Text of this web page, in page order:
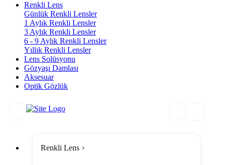
Renkli Lens
Günlük Renkli Lensler
1 Aylık Renkli Lensler
3 Aylık Renkli Lensler
6 - 9 Aylık Renkli Lensler
Yıllık Renkli Lensler
Lens Solüsyonu
Gözyaşı Damlası
Aksesuar
Optik Gözlük
Renkli Lens